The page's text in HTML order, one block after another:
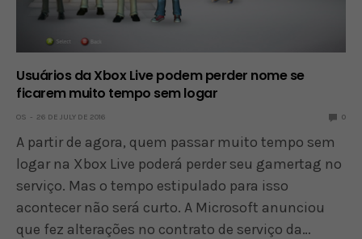
Usuários da Xbox Live podem perder nome se
ficarem muito tempo sem logar
OS 26 DE JULY DE 2016 0
A partir de agora, quem passar muito tempo sem
logar na Xbox Live poderá perder seu gamertag no
serviço. Mas o tempo estipulado para isso
acontecer não será curto. A Microsoft anunciou
que fez alterações no contrato de serviço da…